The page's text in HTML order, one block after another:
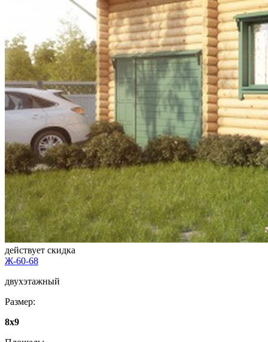
действует скидка
Ж-60-68
двухэтажный
Размер:
8x9